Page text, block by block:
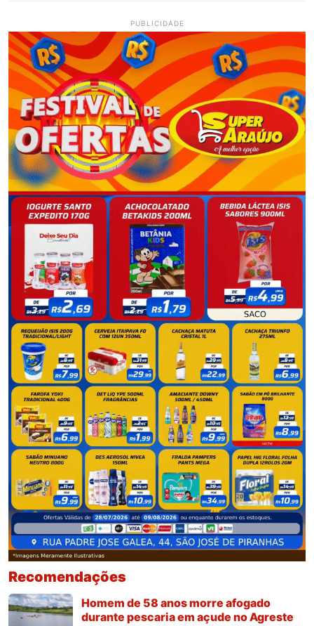
PUBLICIDADE
Recomendações
Homem de 58 anos morre afogado
durante pescaria em açude no Agreste